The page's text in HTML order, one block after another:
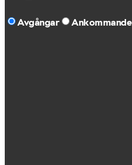
Avgångar Ankommande